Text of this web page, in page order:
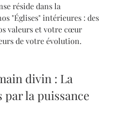
réside dans la
"Églises" intérieures : des
valeurs et votre cœur
de votre évolution.
divin : La
par la puissance